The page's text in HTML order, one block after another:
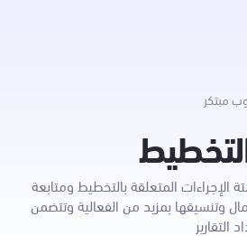
مبتكر
المتعلقة بالتخطيط ومتابعة
وتنسيقها بمزيد من الفعالية وتتضمن
التقارير